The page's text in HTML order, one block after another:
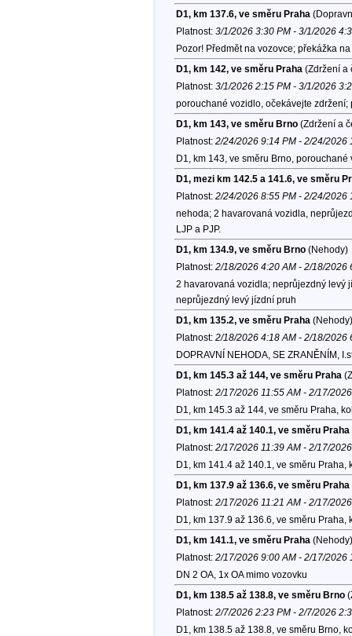
D1, km 137.6, ve směru Praha
Platnost: 3/1/2026 3:30 PM - 3/1/2026
Pozor! Předmět na vozovce; překážka
D1, km 142, ve směru Praha (Zdržení a
Platnost: 3/1/2026 2:15 PM - 3/1/2026
porouchané vozidlo, očekávejte
D1, km 143, ve směru Brno(Zdržení a
Platnost: 2/24/2026 9:14 PM - 2/24/2026
D1, km 143, ve směru Brno,
D1, mezi km 142.5 a 141.6, ve směru
Platnost: 2/24/2026 8:55 PM - 2/24/2026
nehoda; 2 havarovaná vozidla,
LJP a PJP.
D1, km 134.9, ve směru Brno(Nehody)
Platnost: 2/18/2026 4:20 AM - 2/18/2026
2 havarovaná vozidla; neprůjezdný levý
neprůjezdný levý jízdní pruh
D1, km 135.2, ve směru Praha (Nehody)
Platnost: 2/18/2026 4:18 AM - 2/18/2026
DOPRAVNÍ NEHODA, SE ZRANĚNÍM,
D1, km 145.3 až 144, ve směru Praha
Platnost: 2/17/2026 11:55 AM - 2/17/
D1, km 145.3 až 144, ve směru Praha,
D1, km 141.4 až 140.1, ve směru Praha
Platnost: 2/17/2026 11:39 AM - 2/17/
D1, km 141.4 až 140.1, ve směru Praha,
D1, km 137.9 až 136.6, ve směru Praha
Platnost: 2/17/2026 11:21 AM - 2/17/
D1, km 137.9 až 136.6, ve směru Praha,
D1, km 141.1, ve směru Praha (Nehody)
Platnost: 2/17/2026 9:00 AM - 2/17/2026
DN 2 OA, 1x OA mimo vozovku
D1, km 138.5 až 138.8, ve směru Brno
Platnost: 2/7/2026 2:23 PM - 2/7/2026
D1, km 138.5 až 138.8, ve směru Brno,